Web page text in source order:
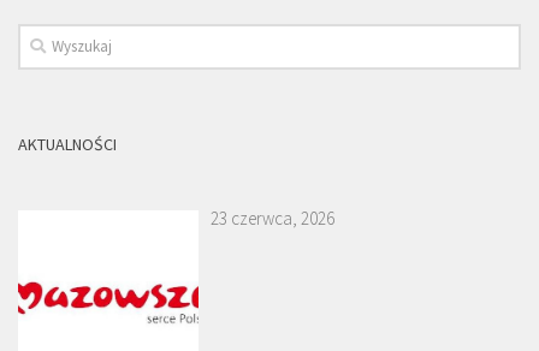
AKTUALNOŚCI
23 czerwca, 2026